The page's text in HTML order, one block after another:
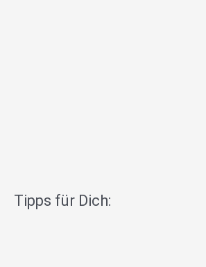
Tipps für Dich: